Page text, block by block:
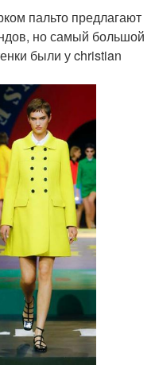
пальто предлагают
но самый большой
были у christian